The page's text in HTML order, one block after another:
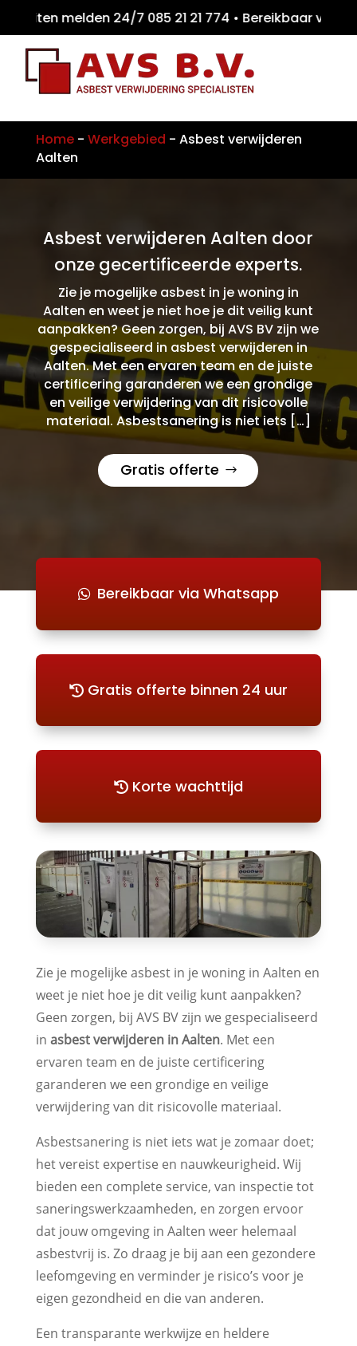
melden 24/7 085 21 21 774 •
Home- Werkgebied - Asbest verwijderen
Aalten
Asbest verwijderen Aalten door
onze gecertificeerde experts.
Zie je mogelijke asbest in je woning in
Aalten en weet je niet hoe je dit veilig kunt
aanpakken? Geen zorgen, bij AVS BV zijn we
gespecialiseerd in asbest verwijderen in
Aalten. Met een ervaren team en de juiste
certificering garanderen we een grondige
en veilige verwijdering van dit risicovolle
materiaal. Asbestsanering is niet iets […]
Gratis offerte
Bereikbaar via Whatsapp
Gratis offerte binnen 24 uur
Korte wachttijd
Zie je mogelijke asbest in je woning in Aalten en
weet je niet hoe je dit veilig kunt aanpakken?
Geen zorgen, bij AVS BV zijn we gespecialiseerd
in asbest verwijderen in Aalten. Met een
ervaren team en de juiste certificering
garanderen we een grondige en veilige
verwijdering van dit risicovolle materiaal.
Asbestsanering is niet iets wat je zomaar doet;
het vereist expertise en nauwkeurigheid. Wij
bieden een complete service, van inspectie tot
saneringswerkzaamheden, en zorgen ervoor
dat jouw omgeving in Aalten weer helemaal
asbestvrij is. Zo draag je bij aan een gezondere
leefomgeving en verminder je risico’s voor je
eigen gezondheid en die van anderen.
Een transparante werkwijze en heldere